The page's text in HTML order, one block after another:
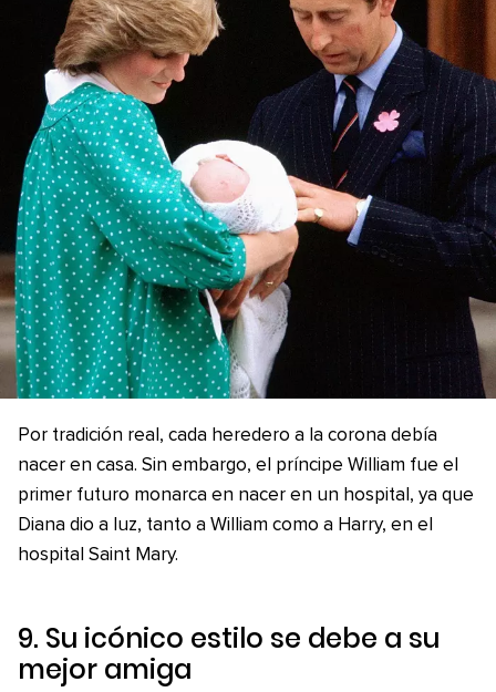
Por tradición real, cada heredero a la corona debía
nacer en casa. Sin embargo, el príncipe William fue el
primer futuro monarca en nacer en un hospital, ya que
Diana dio a luz, tanto a William como a Harry, en el
hospital Saint Mary.
9. Su icónico estilo se debe a su
mejor amiga